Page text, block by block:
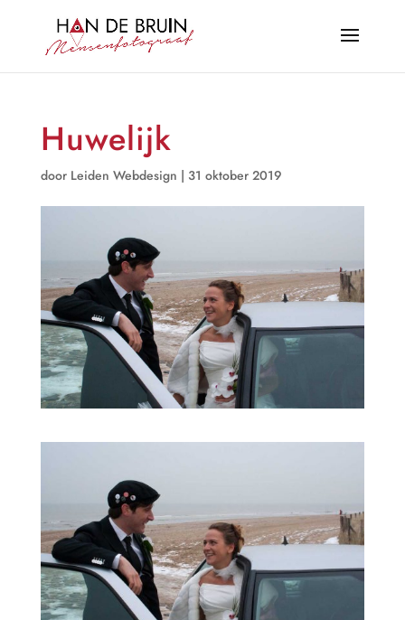
Huwelijk
door Leiden Webdesign | 31 oktober 2019